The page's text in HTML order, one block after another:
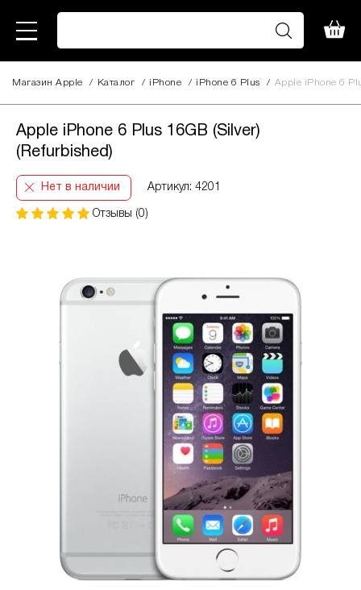
Магазин Apple / Каталог / iPhone / iPhone 6 Plus / Apple iPhone 6
Apple iPhone 6 Plus 16GB (Silver)
(Refurbished)
Нет в наличии Артикул: 4201
Отзывы (0)